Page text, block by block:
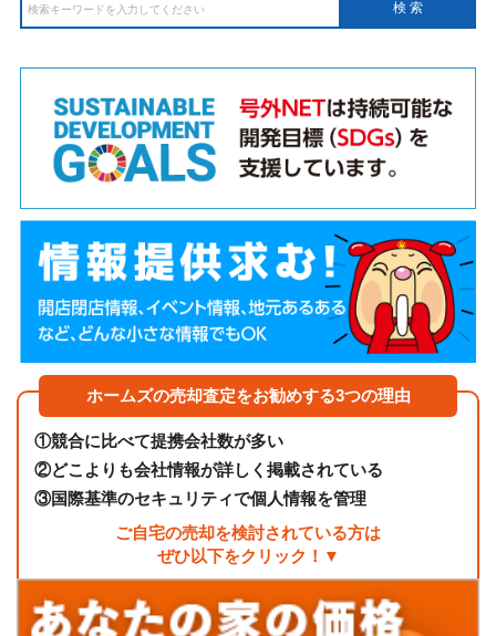
ホームズの売却査定をお勧めする3つの理由
①競合に比べて提携会社数が多い
②どこよりも会社情報が詳しく掲載されている
③国際基準のセキュリティで個人情報を管理
ご自宅の売却を検討されている方は
ぜひ以下をクリック！▼